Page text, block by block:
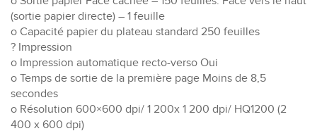
(sortie papier directe) – 1 feuille
o Capacité papier du plateau standard 250 feuilles
? Impression
o Impression automatique recto-verso Oui
o Temps de sortie de la première page Moins de 8,5
secondes
o Résolution 600×600 dpi/ 1 200x 1 200 dpi/ HQ1200 (2
400 x 600 dpi)